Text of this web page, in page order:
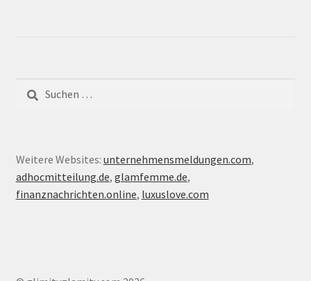
nach:
Weitere Websites: unternehmensmeldungen.com,
adhocmitteilung.de, glamfemme.de,
finanznachrichten.online, luxuslove.com